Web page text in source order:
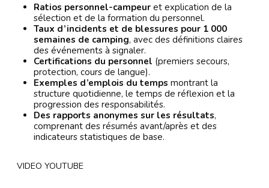
Ratios personnel-campeur et explication de la
sélection et de la formation du personnel.
Taux d’incidents et de blessures pour 1 000
semaines de camping, avec des définitions claires
des événements à signaler.
Certifications du personnel (premiers secours,
protection, cours de langue).
Exemples d’emplois du temps montrant la
structure quotidienne, le temps de réflexion et la
progression des responsabilités.
Des rapports anonymes sur les résultats,
comprenant des résumés avant/après et des
indicateurs statistiques de base.
VIDEO YOUTUBE